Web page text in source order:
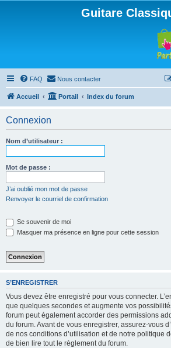
Guitare
FAQ Nous contacter
Accueil Portail Index du forum
Connexion
Nom d’utilisateur :
Mot de passe :
J’ai oublié mon mot de passe
Renvoyer le courriel de confirmation
Se souvenir de moi
Masquer ma présence en ligne pour cette session
S’ENREGISTRER
Vous devez être enregistré pour vous connecter.
que quelques secondes et augmente vos
forum peut également accorder des permissions
du forum. Avant de vous enregistrer, assurez-vous
de nos conditions d’utilisation et de notre politique
de bien lire tout le règlement du forum.